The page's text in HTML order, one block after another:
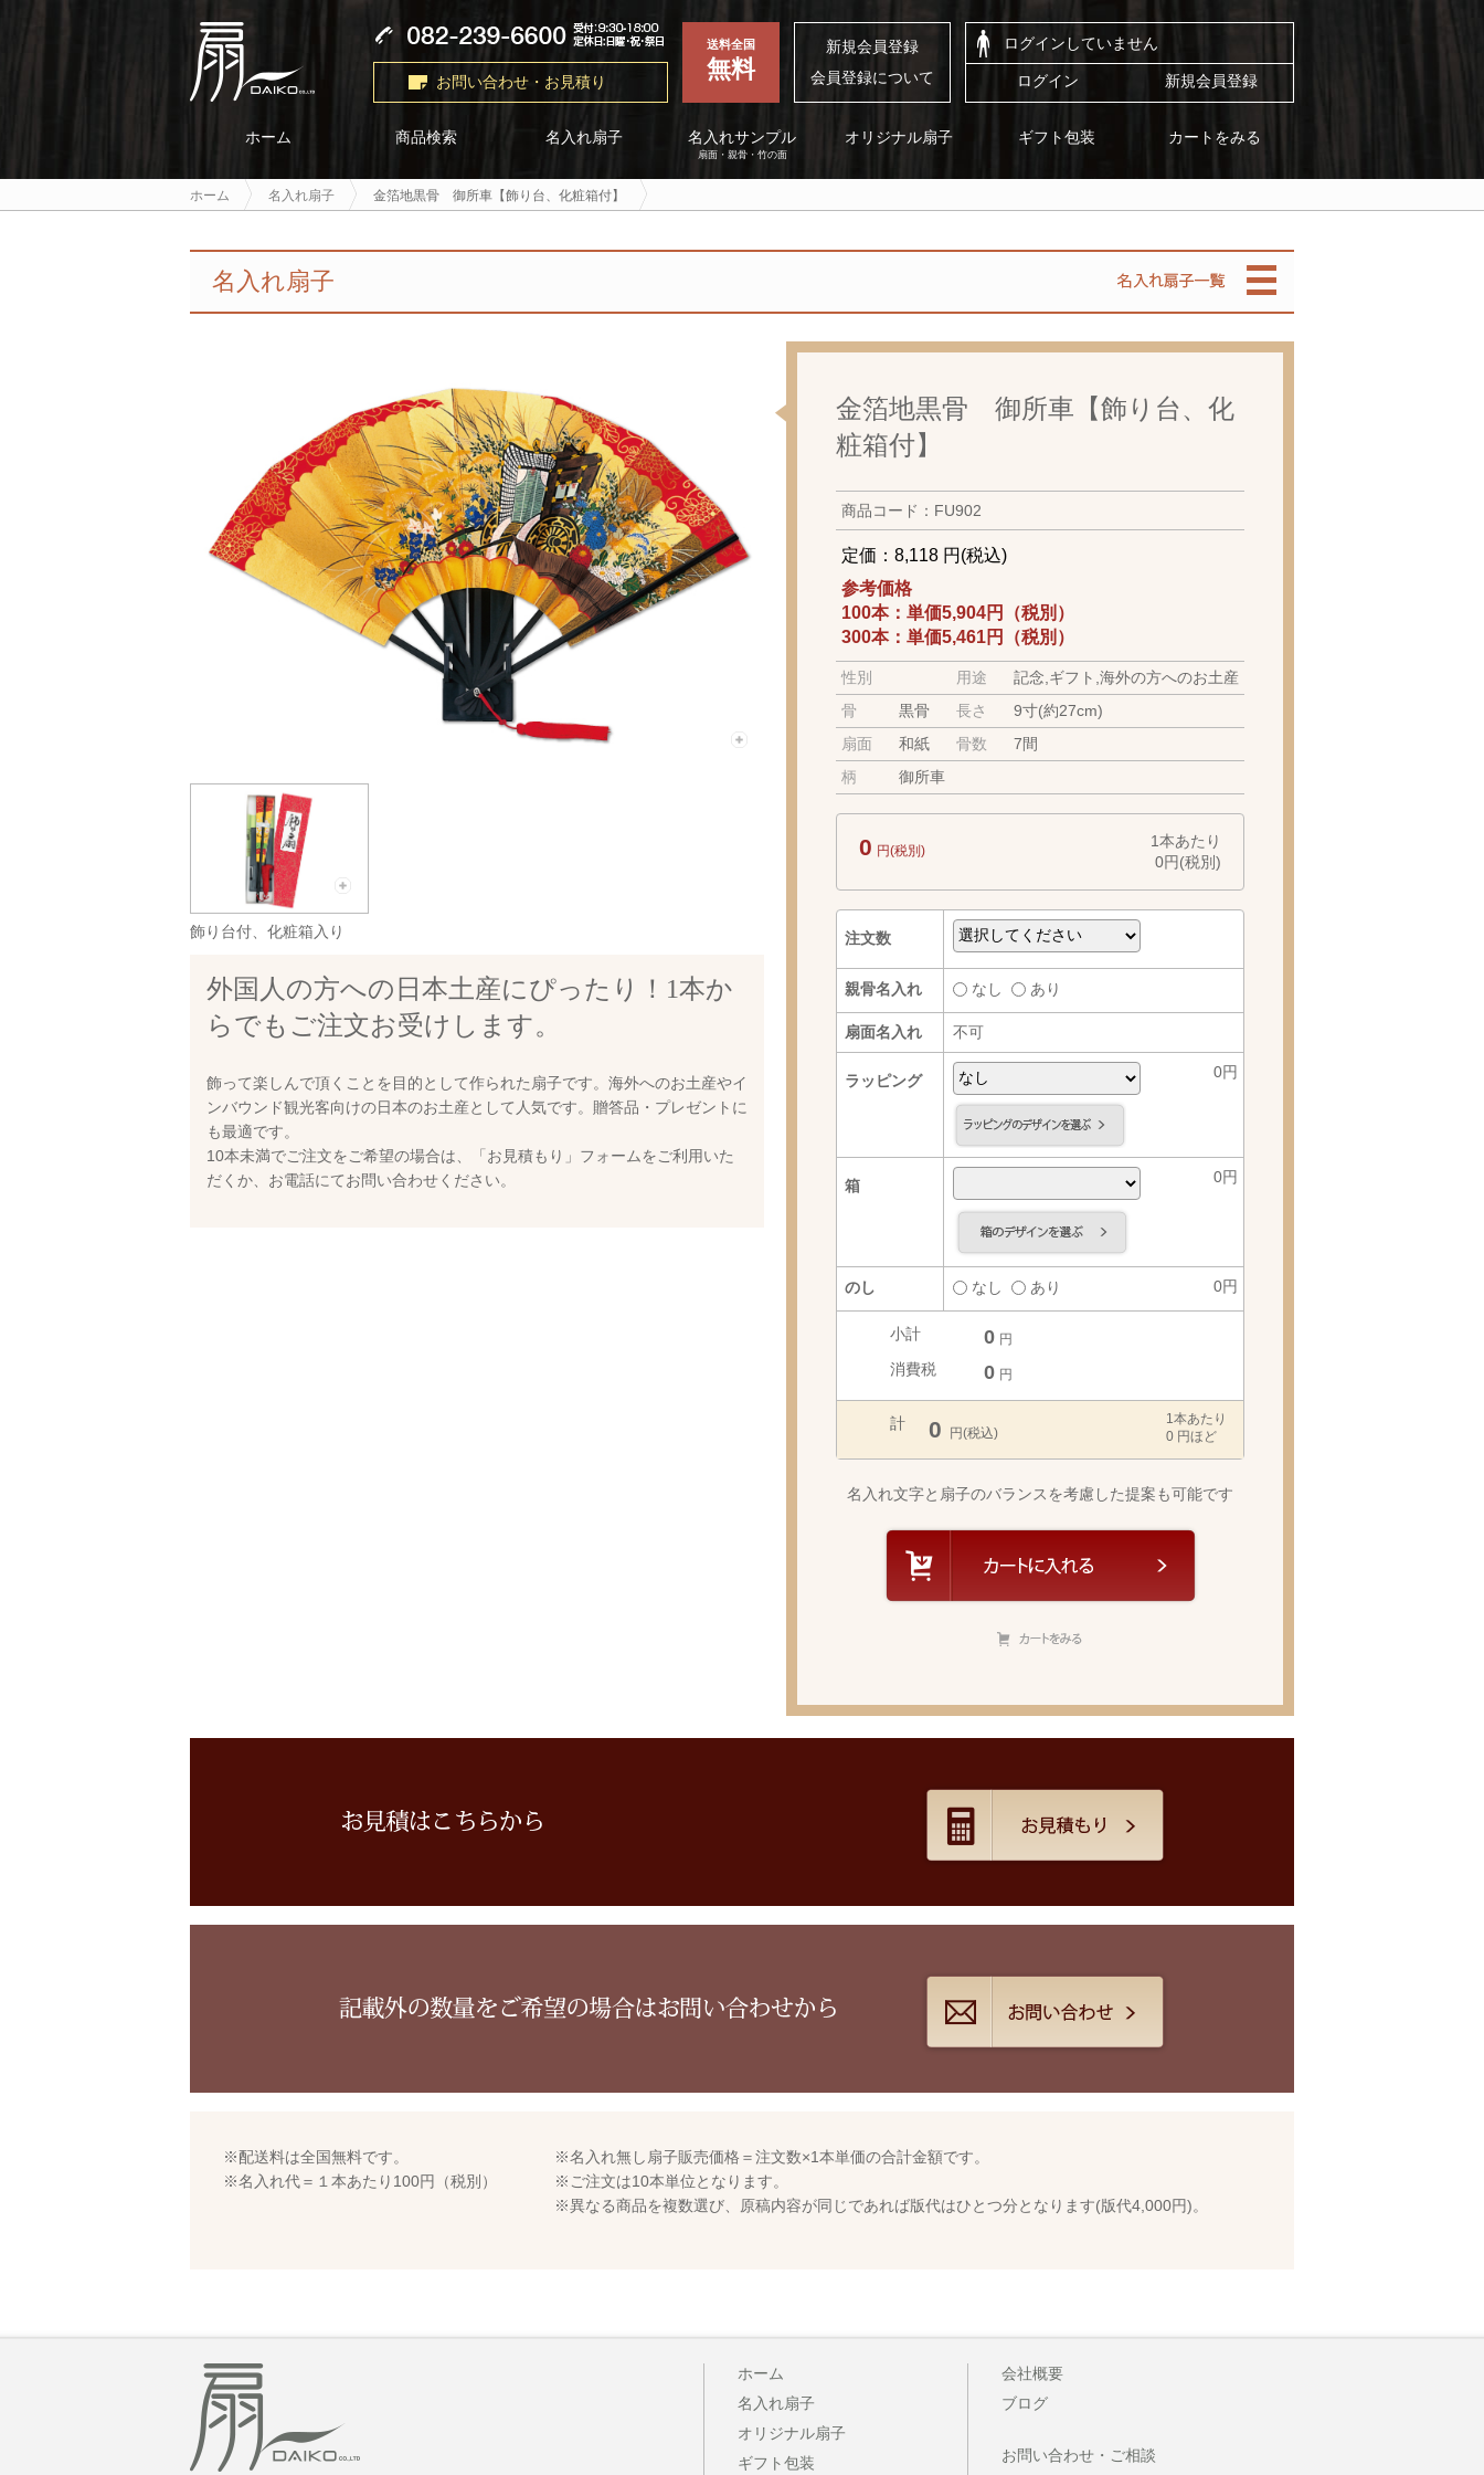
お問い合わせ・お見積り
送料全国
無料
新規会員登録
会員登録について
ログインしていません
ログイン 新規会員登録
ホーム 商品検索 名入れ扇子 名入れサンプル
扇面・親骨・竹の面
オリジナル扇子 ギフト包装 カートをみる
ホーム 名入れ扇子 金箔地黒骨 御所車【飾り台、化粧箱付】
名入れ扇子
飾り台付、化粧箱入り
外国人の方への日本土産にぴったり！1本か
らでもご注文お受けします。
飾って楽しんで頂くことを目的として作られた扇子です。海外へのお土産やイ
ンバウンド観光客向けの日本のお土産として人気です。贈答品・プレゼントに
も最適です。
10本未満でご注文をご希望の場合は、「お見積もり」フォームをご利用いた
だくか、お電話にてお問い合わせください。
金箔地黒骨 御所車【飾り台、化
粧箱付】
商品コード：FU902
定価：8,118 円(税込)
参考価格
100本：単価5,904円（税別）
300本：単価5,461円（税別）
性別 用途
記念,ギフト,海外の方へのお土産
骨
黒骨 長さ
9寸(約27cm)
扇面
和紙 骨数
7間
柄
御所車
0 円(税別)
1本あたり
0円(税別)
注文数
親骨名入れ なし あり
扇面名入れ 不可
ラッピング 0円
箱 0円
のし 0円
なし あり
小計 0 円
消費税 0 円
1本あたり
0 円ほど
計 0 円(税込)
名入れ文字と扇子のバランスを考慮した提案も可能です
※配送料は全国無料です。
※名入れ代＝１本あたり100円（税別）
※名入れ無し扇子販売価格＝注文数×1本単価の合計金額です。
※ご注文は10本単位となります。
※異なる商品を複数選び、原稿内容が同じであれば版代はひとつ分となります(版代4,000円)。
ホーム
名入れ扇子
オリジナル扇子
ギフト包装
会社概要
ブログ
お問い合わせ・ご相談